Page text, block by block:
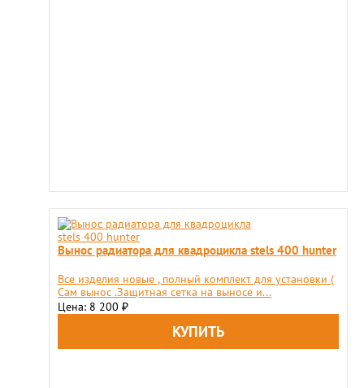
Вынос радиатора для квадроцикла stels 400 hunter
Все изделия новые , полный комплект для установки (
Сам вынос .Защитная сетка на выносе и...
Цена: 8 200 ₽